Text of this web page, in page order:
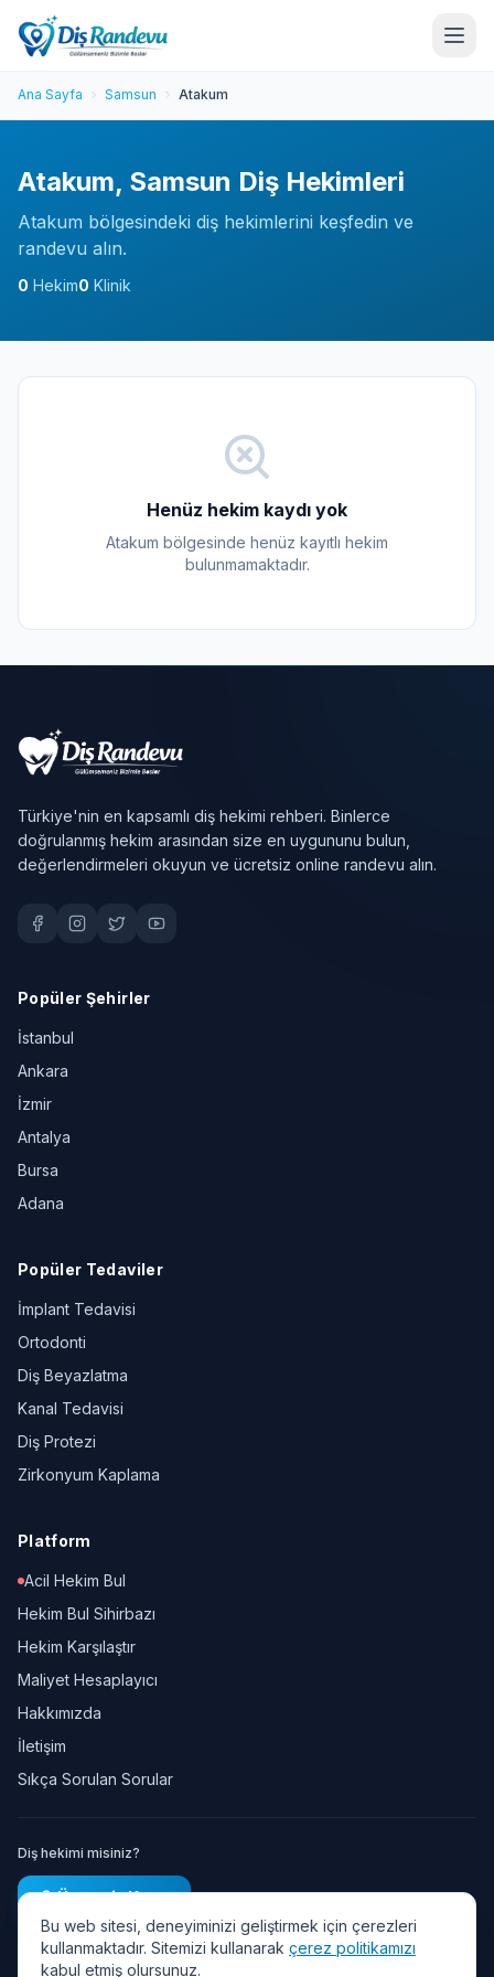
Ana Sayfa Samsun Atakum
Atakum, Samsun Diş Hekimleri
Atakum bölgesindeki diş hekimlerini keşfedin ve
randevu alın.
0 Hekim0 Klinik
Henüz hekim kaydı yok
Atakum bölgesinde henüz kayıtlı hekim
bulunmamaktadır.
Türkiye'nin en kapsamlı diş hekimi rehberi. Binlerce
doğrulanmış hekim arasından size en uygununu bulun,
değerlendirmeleri okuyun ve ücretsiz online randevu alın.
Popüler Şehirler
İstanbul
Ankara
İzmir
Antalya
Bursa
Adana
Popüler Tedaviler
İmplant Tedavisi
Ortodonti
Diş Beyazlatma
Kanal Tedavisi
Diş Protezi
Zirkonyum Kaplama
Platform
Acil Hekim Bul
Hekim Bul Sihirbazı
Hekim Karşılaştır
Maliyet Hesaplayıcı
Hakkımızda
İletişim
Sıkça Sorulan Sorular
Diş hekimi misiniz?
Ücretsiz Kayıt
Bu web sitesi, deneyiminizi geliştirmek için çerezleri
kullanmaktadır. Sitemizi kullanarak çerez politikamızı
kabul etmiş olursunuz.